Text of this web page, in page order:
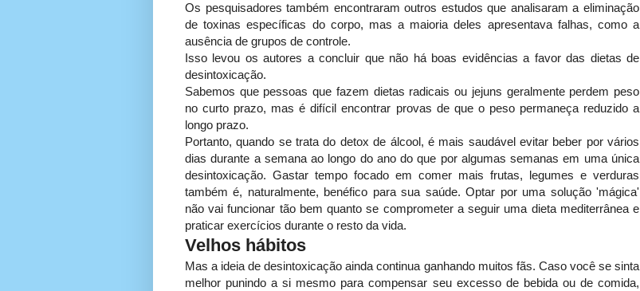
Os pesquisadores também encontraram outros estudos que analisaram a eliminação
de toxinas específicas do corpo, mas a maioria deles apresentava falhas, como a
ausência de grupos de controle.
Isso levou os autores a concluir que não há boas evidências a favor das dietas de
desintoxicação.
Sabemos que pessoas que fazem dietas radicais ou jejuns geralmente perdem peso
no curto prazo, mas é difícil encontrar provas de que o peso permaneça reduzido a
longo prazo.
Portanto, quando se trata do detox de álcool, é mais saudável evitar beber por vários
dias durante a semana ao longo do ano do que por algumas semanas em uma única
desintoxicação. Gastar tempo focado em comer mais frutas, legumes e verduras
também é, naturalmente, benéfico para sua saúde. Optar por uma solução 'mágica'
não vai funcionar tão bem quanto se comprometer a seguir uma dieta mediterrânea e
praticar exercícios durante o resto da vida.
Velhos hábitos
Mas a ideia de desintoxicação ainda continua ganhando muitos fãs. Caso você se sinta
melhor punindo a si mesmo para compensar seu excesso de bebida ou de comida,